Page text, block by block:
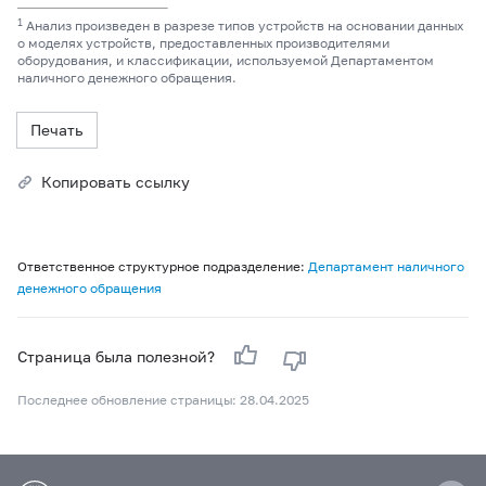
1 Анализ произведен в разрезе типов устройств на основании данных
о моделях устройств, предоставленных производителями
оборудования, и классификации, используемой Департаментом
наличного денежного обращения.
Печать
Копировать ссылку
Ответственное структурное подразделение: Департамент наличного
денежного обращения
Страница была полезной?
Последнее обновление страницы: 28.04.2025